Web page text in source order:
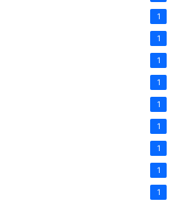
1
1
1
1
1
1
1
1
1